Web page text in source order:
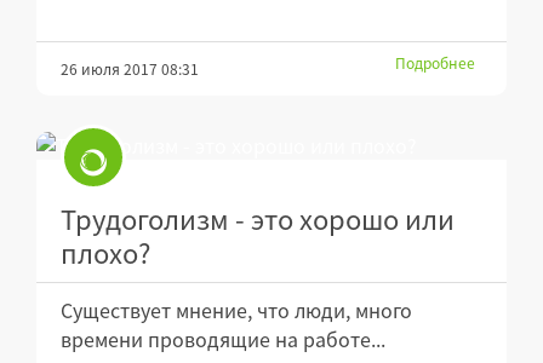
26 июля 2017 08:31 Подробнее
Трудоголизм - это хорошо или
плохо?
Существует мнение, что люди, много
времени проводящие на работе...